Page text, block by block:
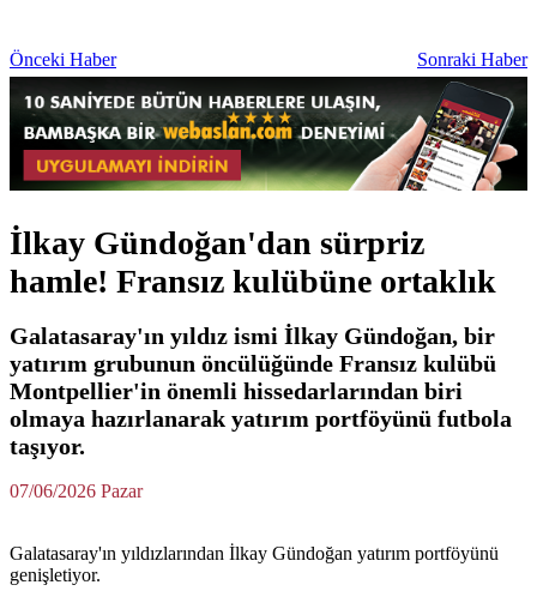
Önceki Haber Sonraki Haber
İlkay Gündoğan'dan sürpriz
hamle! Fransız kulübüne ortaklık
Galatasaray'ın yıldız ismi İlkay Gündoğan, bir
yatırım grubunun öncülüğünde Fransız kulübü
Montpellier'in önemli hissedarlarından biri
olmaya hazırlanarak yatırım portföyünü futbola
taşıyor.
07/06/2026 Pazar
Galatasaray'ın yıldızlarından İlkay Gündoğan yatırım portföyünü
genişletiyor.